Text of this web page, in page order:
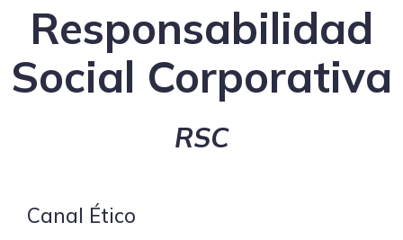
Responsabilidad
Social Corporativa
RSC
Canal Ético